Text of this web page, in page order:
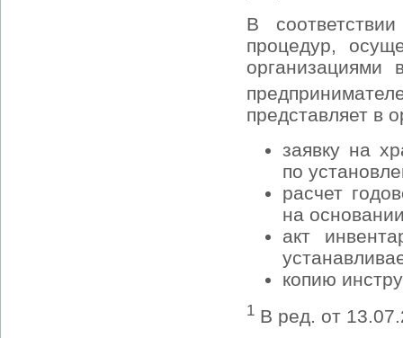
В
процедур,
организациями
представляет в
заявку на
по
расчет
на
акт
копию
1 В ред. от